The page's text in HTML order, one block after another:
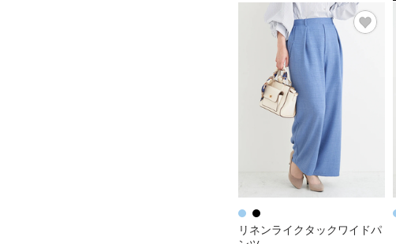
リネンライクタックワイドパ